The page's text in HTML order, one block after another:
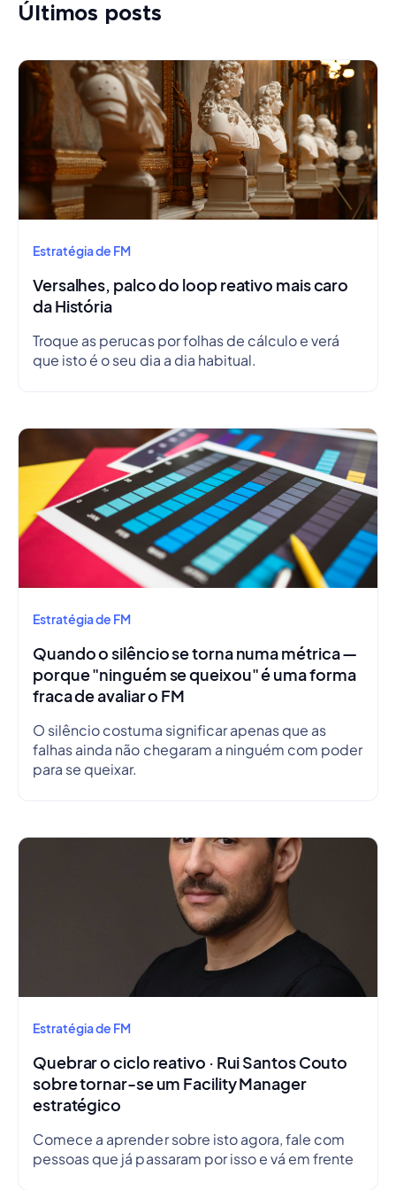
Últimos posts
Estratégia de FM
Versalhes, palco do loop reativo mais caro
da História
Troque as perucas por folhas de cálculo e verá
que isto é o seu dia a dia habitual.
Estratégia de FM
Quando o silêncio se torna numa métrica —
porque "ninguém se queixou" é uma forma
fraca de avaliar o FM
O silêncio costuma significar apenas que as
falhas ainda não chegaram a ninguém com poder
para se queixar.
Estratégia de FM
Quebrar o ciclo reativo · Rui Santos Couto
sobre tornar-se um Facility Manager
estratégico
Comece a aprender sobre isto agora, fale com
pessoas que já passaram por isso e vá em frente